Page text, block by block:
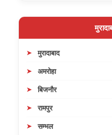
मुरादाबाद
अमरोहा
बिजनौर
रामपुर
सम्भल